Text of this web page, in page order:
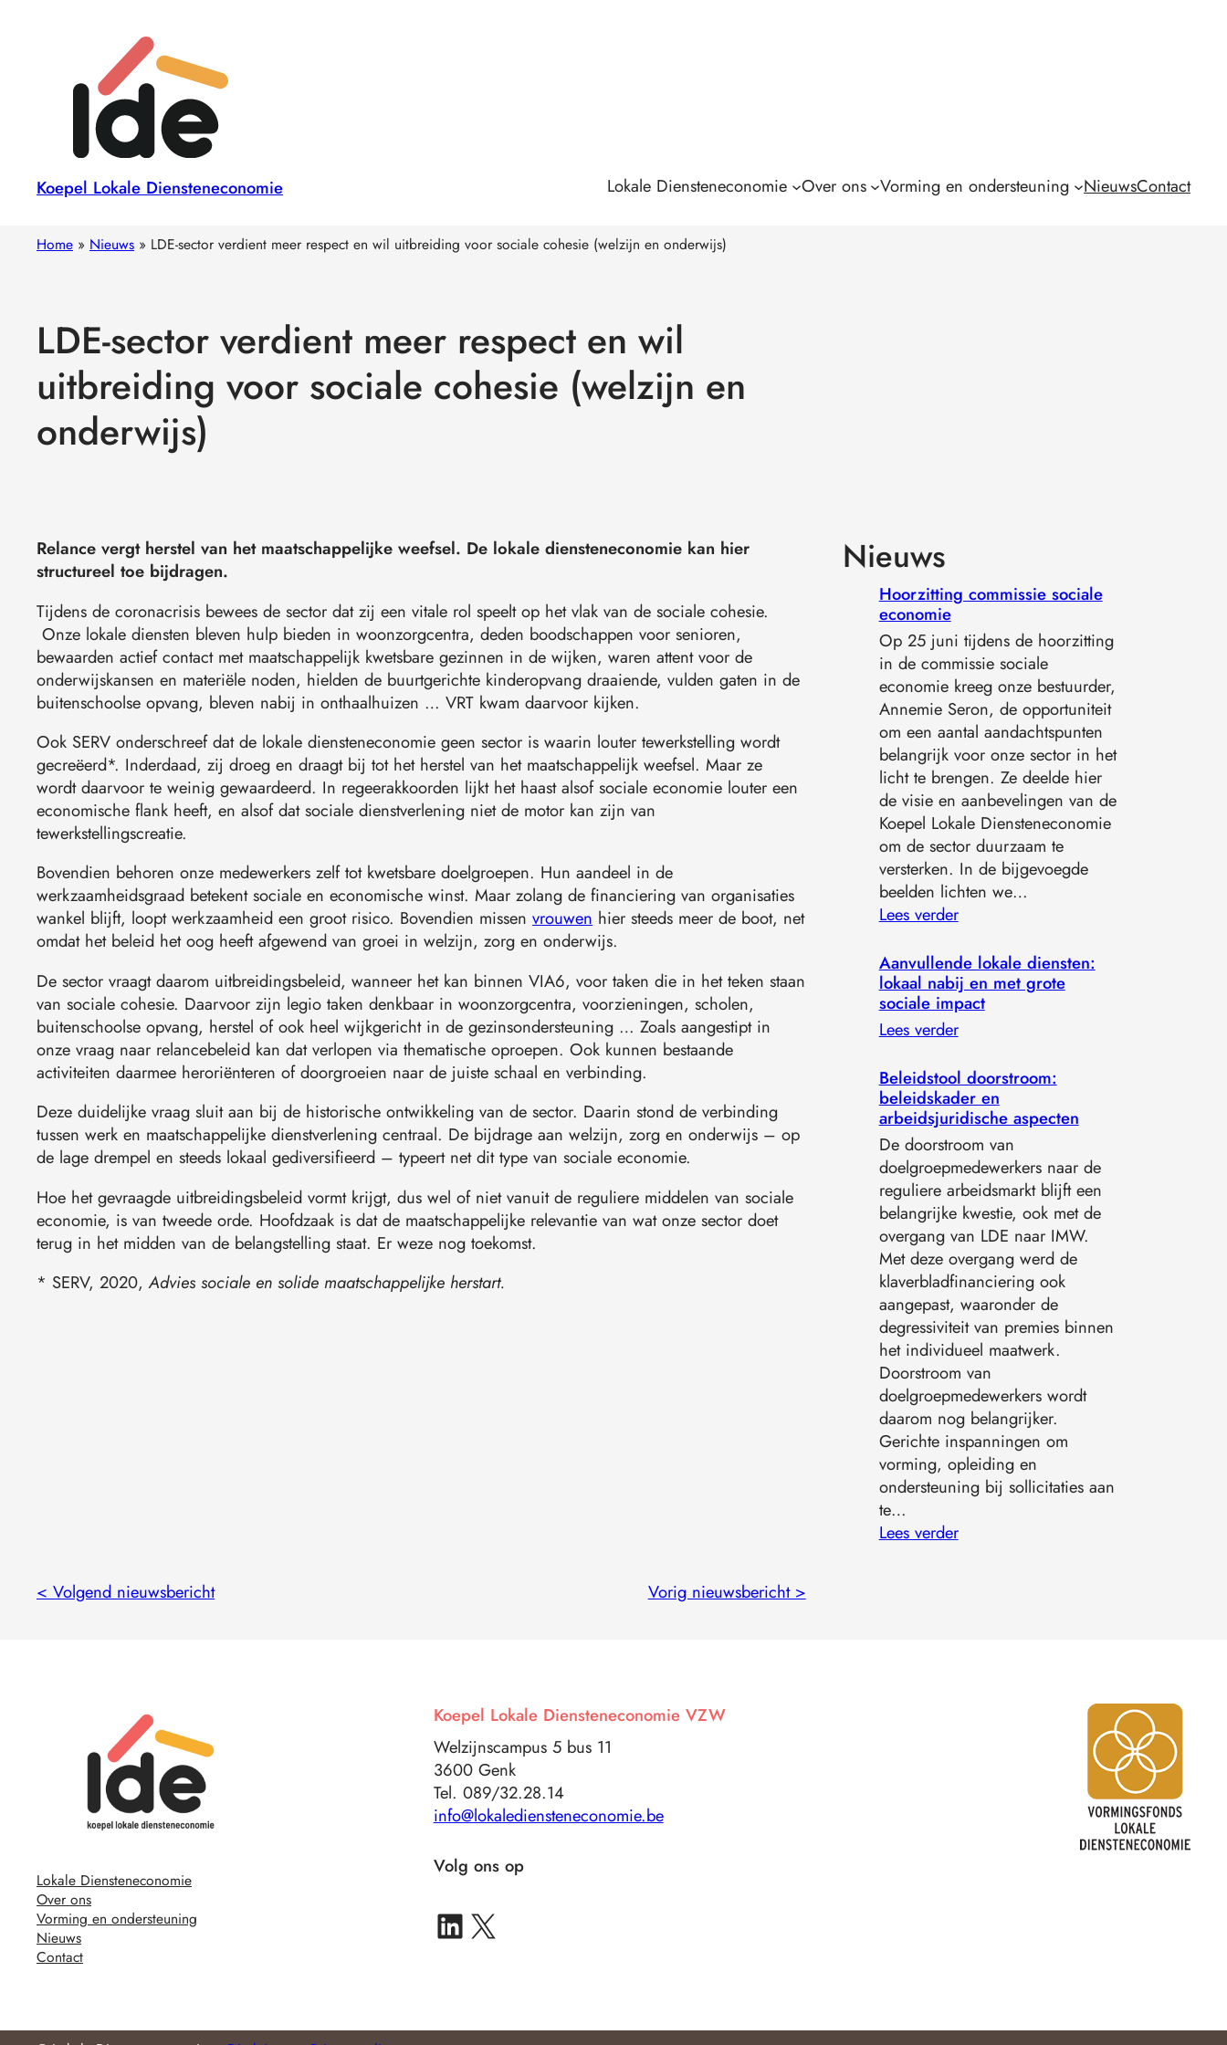
Koepel Lokale Diensteneconomie Lokale Diensteneconomie Over ons Vorming en ondersteuning NieuwsContact
Home » Nieuws » LDE-sector verdient meer respect en wil uitbreiding voor sociale cohesie (welzijn en onderwijs)
LDE-sector verdient meer respect en wil
uitbreiding voor sociale cohesie (welzijn en
onderwijs)
Relance vergt herstel van het maatschappelijke weefsel. De lokale diensteneconomie kan hier
structureel toe bijdragen.
Tijdens de coronacrisis bewees de sector dat zij een vitale rol speelt op het vlak van de sociale cohesie.
Onze lokale diensten bleven hulp bieden in woonzorgcentra, deden boodschappen voor senioren,
bewaarden actief contact met maatschappelijk kwetsbare gezinnen in de wijken, waren attent voor de
onderwijskansen en materiële noden, hielden de buurtgerichte kinderopvang draaiende, vulden gaten in de
buitenschoolse opvang, bleven nabij in onthaalhuizen … VRT kwam daarvoor kijken.
Ook SERV onderschreef dat de lokale diensteneconomie geen sector is waarin louter tewerkstelling wordt
gecreëerd*. Inderdaad, zij droeg en draagt bij tot het herstel van het maatschappelijk weefsel. Maar ze
wordt daarvoor te weinig gewaardeerd. In regeerakkoorden lijkt het haast alsof sociale economie louter een
economische flank heeft, en alsof dat sociale dienstverlening niet de motor kan zijn van
tewerkstellingscreatie.
Bovendien behoren onze medewerkers zelf tot kwetsbare doelgroepen. Hun aandeel in de
werkzaamheidsgraad betekent sociale en economische winst. Maar zolang de financiering van organisaties
wankel blijft, loopt werkzaamheid een groot risico. Bovendien missen vrouwen hier steeds meer de boot, net
omdat het beleid het oog heeft afgewend van groei in welzijn, zorg en onderwijs.
De sector vraagt daarom uitbreidingsbeleid, wanneer het kan binnen VIA6, voor taken die in het teken staan
van sociale cohesie. Daarvoor zijn legio taken denkbaar in woonzorgcentra, voorzieningen, scholen,
buitenschoolse opvang, herstel of ook heel wijkgericht in de gezinsondersteuning … Zoals aangestipt in
onze vraag naar relancebeleid kan dat verlopen via thematische oproepen. Ook kunnen bestaande
activiteiten daarmee heroriënteren of doorgroeien naar de juiste schaal en verbinding.
Deze duidelijke vraag sluit aan bij de historische ontwikkeling van de sector. Daarin stond de verbinding
tussen werk en maatschappelijke dienstverlening centraal. De bijdrage aan welzijn, zorg en onderwijs – op
de lage drempel en steeds lokaal gediversifieerd – typeert net dit type van sociale economie.
Hoe het gevraagde uitbreidingsbeleid vormt krijgt, dus wel of niet vanuit de reguliere middelen van sociale
economie, is van tweede orde. Hoofdzaak is dat de maatschappelijke relevantie van wat onze sector doet
terug in het midden van de belangstelling staat. Er weze nog toekomst.
* SERV, 2020,Advies sociale en solide maatschappelijke herstart.
Nieuws
Hoorzitting commissie sociale
economie
Op 25 juni tijdens de hoorzitting
in de commissie sociale
economie kreeg onze bestuurder,
Annemie Seron, de opportuniteit
om een aantal aandachtspunten
belangrijk voor onze sector in het
licht te brengen. Ze deelde hier
de visie en aanbevelingen van de
Koepel Lokale Diensteneconomie
om de sector duurzaam te
versterken. In de bijgevoegde
beelden lichten we…
Lees verder
Aanvullende lokale diensten:
lokaal nabij en met grote
sociale impact
Lees verder
Beleidstool doorstroom:
beleidskader en
arbeidsjuridische aspecten
De doorstroom van
doelgroepmedewerkers naar de
reguliere arbeidsmarkt blijft een
belangrijke kwestie, ook met de
overgang van LDE naar IMW.
Met deze overgang werd de
klaverbladfinanciering ook
aangepast, waaronder de
degressiviteit van premies binnen
het individueel maatwerk.
Doorstroom van
doelgroepmedewerkers wordt
daarom nog belangrijker.
Gerichte inspanningen om
vorming, opleiding en
ondersteuning bij sollicitaties aan
te…
Lees verder
< Volgend nieuwsbericht Vorig nieuwsbericht >
Lokale Diensteneconomie
Over ons
Vorming en ondersteuning
Nieuws
Contact
Koepel Lokale Diensteneconomie VZW
Welzijnscampus 5 bus 11
3600 Genk
Tel. 089/32.28.14
info@lokalediensteneconomie.be
Volg ons op
LinkedIn IN-Z Multisite
X